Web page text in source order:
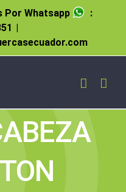
Por Whatsapp
:
|